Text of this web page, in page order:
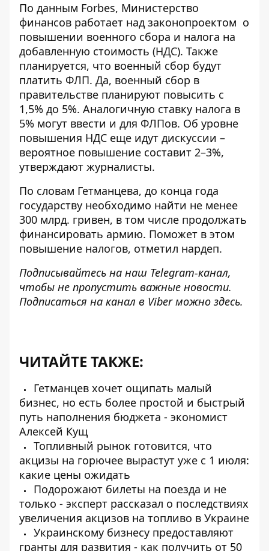
По данным Forbes, Министерство
финансов работает над законопроектом о
повышении военного сбора и налога на
добавленную стоимость (НДС). Также
планируется, что военный сбор будут
платить ФЛП. Да, военный сбор в
правительстве планируют повысить с
1,5% до 5%. Аналогичную ставку налога в
5% могут ввести и для ФЛПов. Об уровне
повышения НДС еще идут дискуссии –
вероятное повышение составит 2–3%,
утверждают журналисты.
По словам Гетманцева, до конца года
государству необходимо найти не менее
300 млрд. гривен, в том числе продолжать
финансировать армию. Поможет в этом
повышение налогов, отметил нардеп.
Подписывайтесь на наш Telegram-канал,
чтобы не пропустить важные новости.
Подписаться на канал в Viber можно здесь.
ЧИТАЙТЕ ТАКЖЕ:
Гетманцев хочет ощипать малый
бизнес, но есть более простой и быстрый
путь наполнения бюджета - экономист
Алексей Кущ
Топливный рынок готовится, что
акцизы на горючее вырастут уже с 1 июля:
какие цены ожидать
Подорожают билеты на поезда и не
только - эксперт рассказал о последствиях
увеличения акцизов на топливо в Украине
Украинскому бизнесу предоставляют
гранты для развития - как получить от 50